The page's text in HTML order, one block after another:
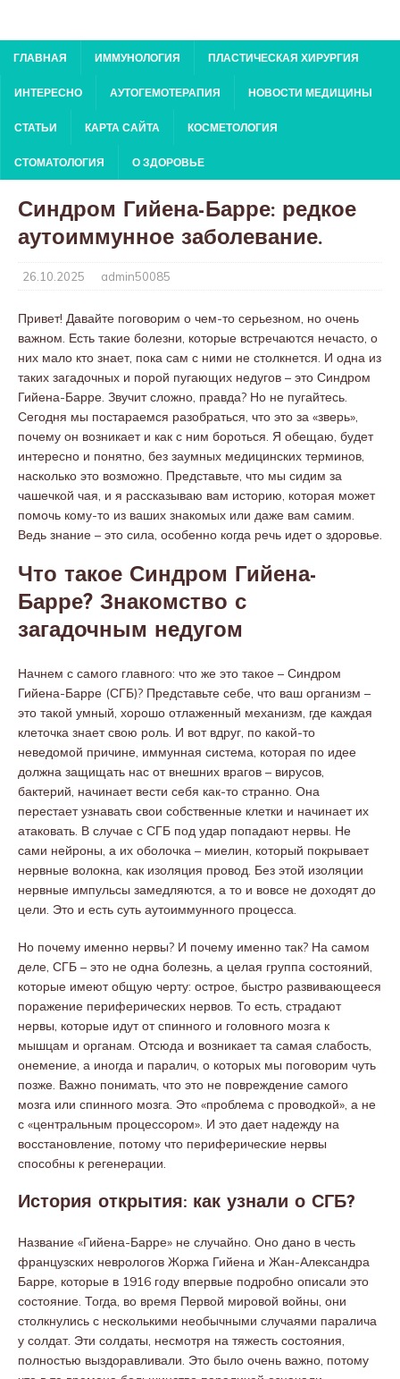
ГЛАВНАЯ ИММУНОЛОГИЯ ПЛАСТИЧЕСКАЯ ХИРУРГИЯ
ИНТЕРЕСНО АУТОГЕМОТЕРАПИЯ НОВОСТИ МЕДИЦИНЫ
СТАТЬИ КАРТА САЙТА КОСМЕТОЛОГИЯ
СТОМАТОЛОГИЯ О ЗДОРОВЬЕ
Синдром Гийена-Барре: редкое
аутоиммунное заболевание.
26.10.2025 admin50085
Привет! Давайте поговорим о чем-то серьезном, но очень
важном. Есть такие болезни, которые встречаются нечасто, о
них мало кто знает, пока сам с ними не столкнется. И одна из
таких загадочных и порой пугающих недугов – это Синдром
Гийена-Барре. Звучит сложно, правда? Но не пугайтесь.
Сегодня мы постараемся разобраться, что это за «зверь»,
почему он возникает и как с ним бороться. Я обещаю, будет
интересно и понятно, без заумных медицинских терминов,
насколько это возможно. Представьте, что мы сидим за
чашечкой чая, и я рассказываю вам историю, которая может
помочь кому-то из ваших знакомых или даже вам самим.
Ведь знание – это сила, особенно когда речь идет о здоровье.
Что такое Синдром Гийена-
Барре? Знакомство с
загадочным недугом
Начнем с самого главного: что же это такое – Синдром
Гийена-Барре (СГБ)? Представьте себе, что ваш организм –
это такой умный, хорошо отлаженный механизм, где каждая
клеточка знает свою роль. И вот вдруг, по какой-то
неведомой причине, иммунная система, которая по идее
должна защищать нас от внешних врагов – вирусов,
бактерий, начинает вести себя как-то странно. Она
перестает узнавать свои собственные клетки и начинает их
атаковать. В случае с СГБ под удар попадают нервы. Не
сами нейроны, а их оболочка – миелин, который покрывает
нервные волокна, как изоляция провод. Без этой изоляции
нервные импульсы замедляются, а то и вовсе не доходят до
цели. Это и есть суть аутоиммунного процесса.
Но почему именно нервы? И почему именно так? На самом
деле, СГБ – это не одна болезнь, а целая группа состояний,
которые имеют общую черту: острое, быстро развивающееся
поражение периферических нервов. То есть, страдают
нервы, которые идут от спинного и головного мозга к
мышцам и органам. Отсюда и возникает та самая слабость,
онемение, а иногда и паралич, о которых мы поговорим чуть
позже. Важно понимать, что это не повреждение самого
мозга или спинного мозга. Это «проблема с проводкой», а не
с «центральным процессором». И это дает надежду на
восстановление, потому что периферические нервы
способны к регенерации.
История открытия: как узнали о СГБ?
Название «Гийена-Барре» не случайно. Оно дано в честь
французских неврологов Жоржа Гийена и Жан-Александра
Барре, которые в 1916 году впервые подробно описали это
состояние. Тогда, во время Первой мировой войны, они
столкнулись с несколькими необычными случаями паралича
у солдат. Эти солдаты, несмотря на тяжесть состояния,
полностью выздоравливали. Это было очень важно, потому